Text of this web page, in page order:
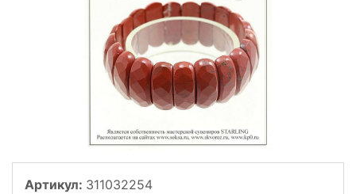
Артикул: 311032254